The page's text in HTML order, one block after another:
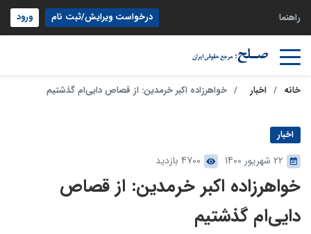
راهنما درخواست ویرایش/ثبت نام ورود
خانه اخبار خواهرزاده اکبر خرمدین: از قصاص دایی‌ام گذشتیم
اخبار
22 شهریور 1400 4700 بازدید
خواهرزاده اکبر خرمدین: از قصاص
دایی‌ام گذشتیم